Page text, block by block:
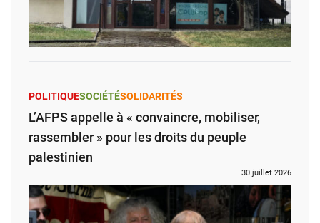
POLITIQUESOCIÉTÉSOLIDARITÉS
L’AFPS appelle à « convaincre, mobiliser,
rassembler » pour les droits du peuple
palestinien
30 juillet 2026